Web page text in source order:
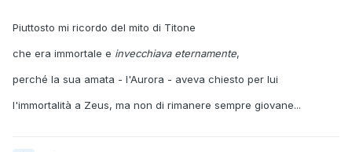
Piuttosto mi ricordo del mito di Titone
che era immortale e invecchiava eternamente,
perché la sua amata - l'Aurora - aveva chiesto per lui
l'immortalità a Zeus, ma non di rimanere sempre giovane...